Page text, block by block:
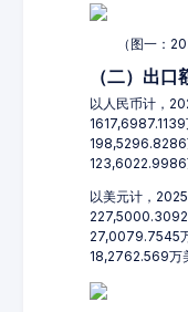
（图一：
（二）出口
以人民币计，
198,5296.8286
123,6022.9986
以美元计，
227,5000.3092
27,0079.7545
18,2762.569万